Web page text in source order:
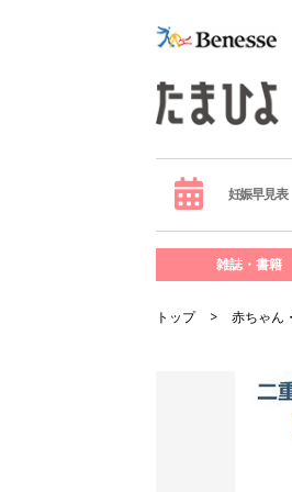
妊娠早見表
雑誌・書籍
トップ 赤ちゃん